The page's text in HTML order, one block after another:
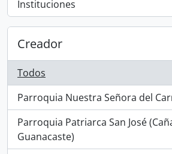
Instituciones
, 97 resultados
Creador
Todos
Parroquia Nuestra Señora del
, 3 resultados
Parroquia Patriarca San José
Guanacaste)
, 2 resultados